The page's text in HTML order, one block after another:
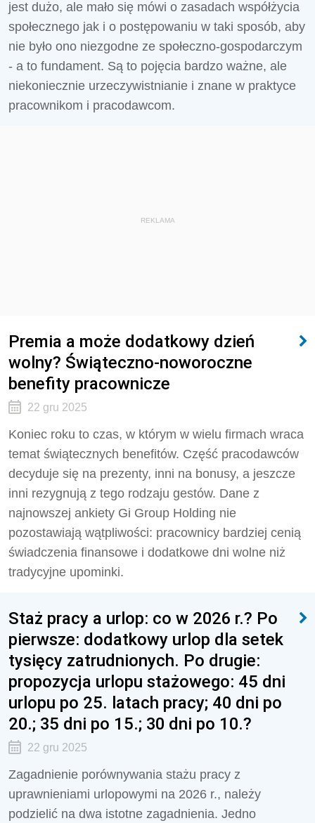
jest dużo, ale mało się mówi o zasadach współżycia
społecznego jak i o postępowaniu w taki sposób, aby
nie było ono niezgodne ze społeczno-gospodarczym
- a to fundament. Są to pojęcia bardzo ważne, ale
niekoniecznie urzeczywistnianie i znane w praktyce
pracownikom i pracodawcom.
REKLAMA
Premia a może dodatkowy dzień
wolny? Świąteczno-noworoczne
benefity pracownicze
22 gru 2025
Koniec roku to czas, w którym w wielu firmach wraca
temat świątecznych benefitów. Część pracodawców
decyduje się na prezenty, inni na bonusy, a jeszcze
inni rezygnują z tego rodzaju gestów. Dane z
najnowszej ankiety Gi Group Holding nie
pozostawiają wątpliwości: pracownicy bardziej cenią
świadczenia finansowe i dodatkowe dni wolne niż
tradycyjne upominki.
Staż pracy a urlop: co w 2026 r.? Po
pierwsze: dodatkowy urlop dla setek
tysięcy zatrudnionych. Po drugie:
propozycja urlopu stażowego: 45 dni
urlopu po 25. latach pracy; 40 dni po
20.; 35 dni po 15.; 30 dni po 10.?
22 gru 2025
Zagadnienie porównywania stażu pracy z
uprawnieniami urlopowymi na 2026 r., należy
podzielić na dwa istotne zagadnienia. Jedno